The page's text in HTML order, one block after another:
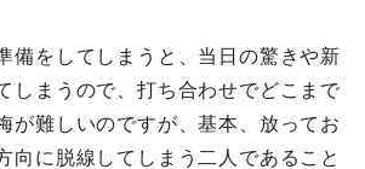
備をしてしまうと、当日の驚きや新
しまうので、打ち合わせでどこまで
が難しいのですが、基本、放ってお
向に脱線してしまう二人であること